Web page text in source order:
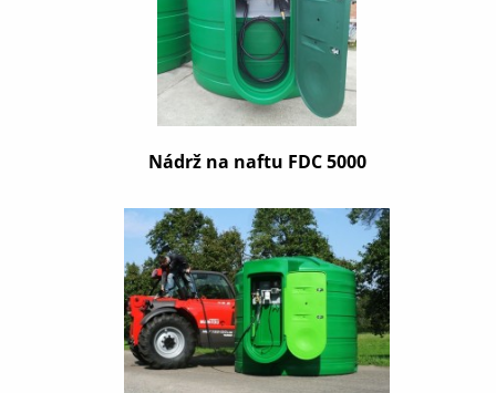
Nádrž na naftu FDC 5000